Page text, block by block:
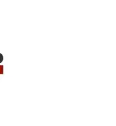
com login
inscritos no
a inscrição dentro do